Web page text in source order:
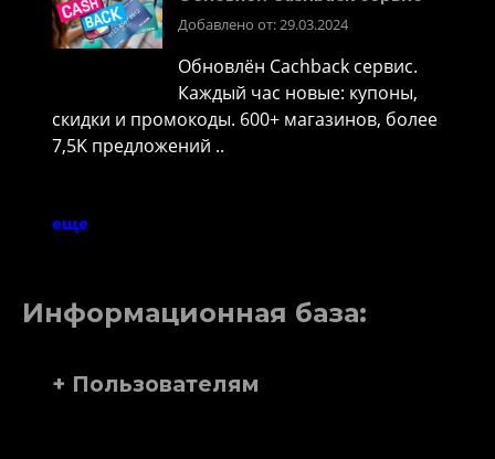
Добавлено от: 29.03.2024
Обновлён Cachback сервис.
Каждый час новые: купоны,
скидки и промокоды. 600+ магазинов, более
7,5K предложений ..
еще
Информационная база:
+ Пользователям